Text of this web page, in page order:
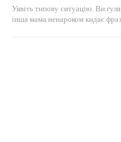
Уявіть типову ситуацію. Ви
інша мама ненароком кидає